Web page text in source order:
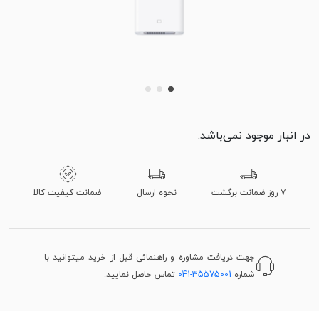
در انبار موجود نمی‌باشد.
۷ روز ضمانت برگشت نحوه ارسال ضمانت کیفیت کالا
جهت دریافت مشاوره و راهنمائی قبل از خرید میتوانید با
شماره 041-35575001 تماس حاصل نمایید.